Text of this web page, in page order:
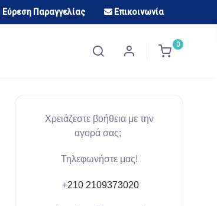
Εύρεση Παραγγελίας Επικοινωνία
0
Χρειάζεστε βοήθεια με την
αγορά σας;
Τηλεφωνήστε μας!
+210 2109373020